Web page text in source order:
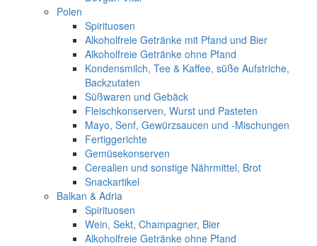
Polen
Spirituosen
Alkoholfreie Getränke mit Pfand und Bier
Alkoholfreie Getränke ohne Pfand
Kondensmilch, Tee & Kaffee, süße Aufstriche,
Backzutaten
Süßwaren und Gebäck
Fleischkonserven, Wurst und Pasteten
Mayo, Senf, Gewürzsaucen und -Mischungen
Fertiggerichte
Gemüsekonserven
Cerealien und sonstige Nährmittel, Brot
Snackartikel
Balkan & Adria
Spirituosen
Wein, Sekt, Champagner, Bier
Alkoholfreie Getränke ohne Pfand